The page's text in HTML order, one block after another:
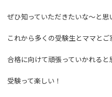
ぜひ知っていただきたいな〜と思
これから多くの受験生とママと
合格に向けて頑張っていかれると
受験って楽しい！